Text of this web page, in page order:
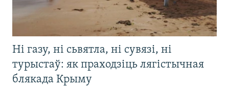
Ні газу, ні сьвятла, ні сувязі, ні
турыстаў: як праходзіць лягістычная
блякада Крыму